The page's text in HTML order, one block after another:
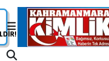
Nöbetçi Eczaneler